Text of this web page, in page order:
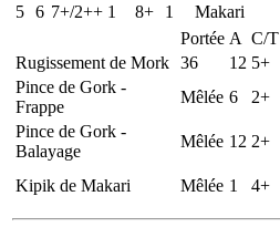
5 6 7+/2++ 1 8+ 1
Makari
Portée A C/T
Rugissement de Mork 36 12 5+
Pince de Gork -
Frappe
Mêlée 6 2+
Pince de Gork -
Balayage
Mêlée 12 2+
Kipik de Makari Mêlée 1 4+